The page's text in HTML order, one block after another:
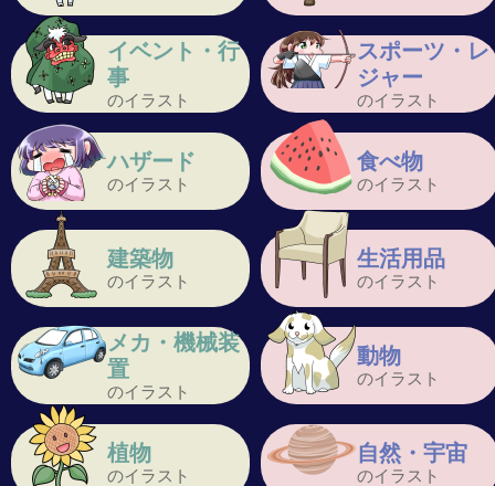
イベント・行
事
のイラスト
スポーツ・レ
ジャー
のイラスト
ハザード
のイラスト
食べ物
のイラスト
建築物
のイラスト
生活用品
のイラスト
メカ・機械装
置
のイラスト
動物
のイラスト
植物
のイラスト
自然・宇宙
のイラスト